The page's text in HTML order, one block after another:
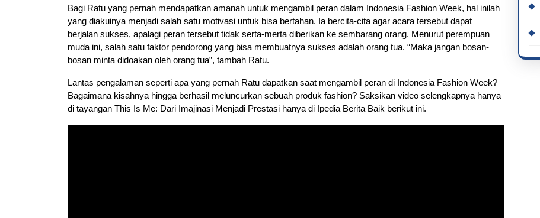
Bagi Ratu yang pernah mendapatkan amanah untuk mengambil peran dalam Indonesia Fashion Week, hal inilah
yang diakuinya menjadi salah satu motivasi untuk bisa bertahan. Ia bercita-cita agar acara tersebut dapat
berjalan sukses, apalagi peran tersebut tidak serta-merta diberikan ke sembarang orang. Menurut perempuan
muda ini, salah satu faktor pendorong yang bisa membuatnya sukses adalah orang tua. “Maka jangan bosan-
bosan minta didoakan oleh orang tua”, tambah Ratu.
Lantas pengalaman seperti apa yang pernah Ratu dapatkan saat mengambil peran di Indonesia Fashion Week?
Bagaimana kisahnya hingga berhasil meluncurkan sebuah produk fashion? Saksikan video selengkapnya hanya
di tayangan This Is Me: Dari Imajinasi Menjadi Prestasi hanya di Ipedia Berita Baik berikut ini.